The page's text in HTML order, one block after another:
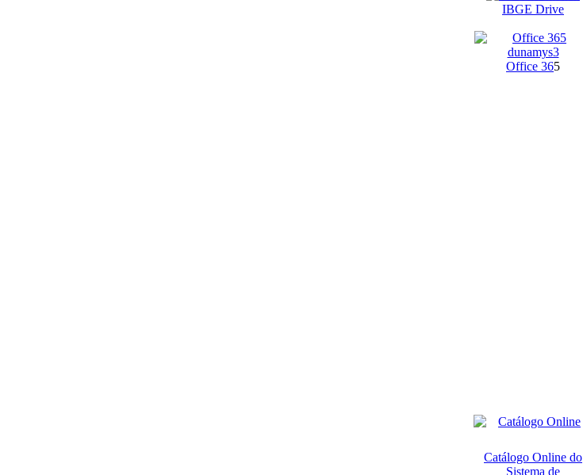
IBGE Drive
Office 365
Catálogo Online do
Sistema de